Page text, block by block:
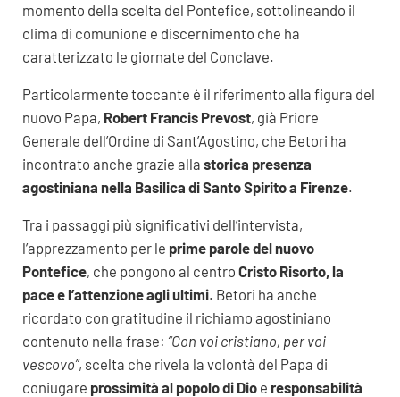
momento della scelta del Pontefice, sottolineando il
clima di comunione e discernimento che ha
caratterizzato le giornate del Conclave.
Particolarmente toccante è il riferimento alla figura del
nuovo Papa, Robert Francis Prevost, già Priore
Generale dell’Ordine di Sant’Agostino, che Betori ha
incontrato anche grazie alla storica presenza
agostiniana nella Basilica di Santo Spirito a Firenze.
Tra i passaggi più significativi dell’intervista,
l’apprezzamento per le prime parole del nuovo
Pontefice, che pongono al centro Cristo Risorto, la
pace e l’attenzione agli ultimi. Betori ha anche
ricordato con gratitudine il richiamo agostiniano
contenuto nella frase: “Con voi cristiano, per voi
vescovo”, scelta che rivela la volontà del Papa di
coniugare prossimità al popolo di Dioe responsabilità